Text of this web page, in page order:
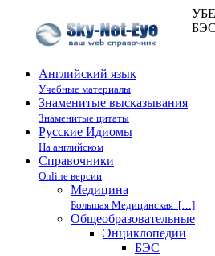
БЭС
Английский язык
Учебные материалы
Знаменитые высказывания
Знаменитые цитаты
Русские Идиомы
На английском
Справочники
Online версии
Медицина
Большая Медицинская […]
Общеобразовательные
Энциклопедии
БЭС